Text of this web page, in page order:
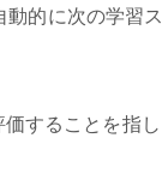
的に次の学
することを指